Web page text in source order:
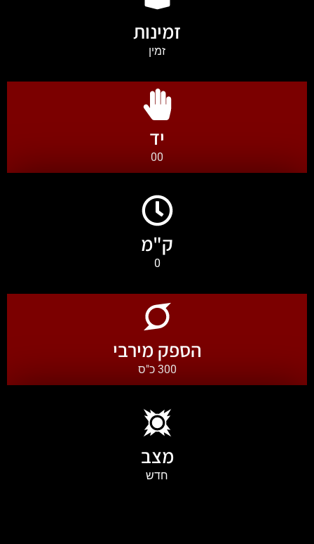
זמינות
זמין
יד
00
ק"מ
0
הספק מירבי
300 כ"ס
מצב
חדש